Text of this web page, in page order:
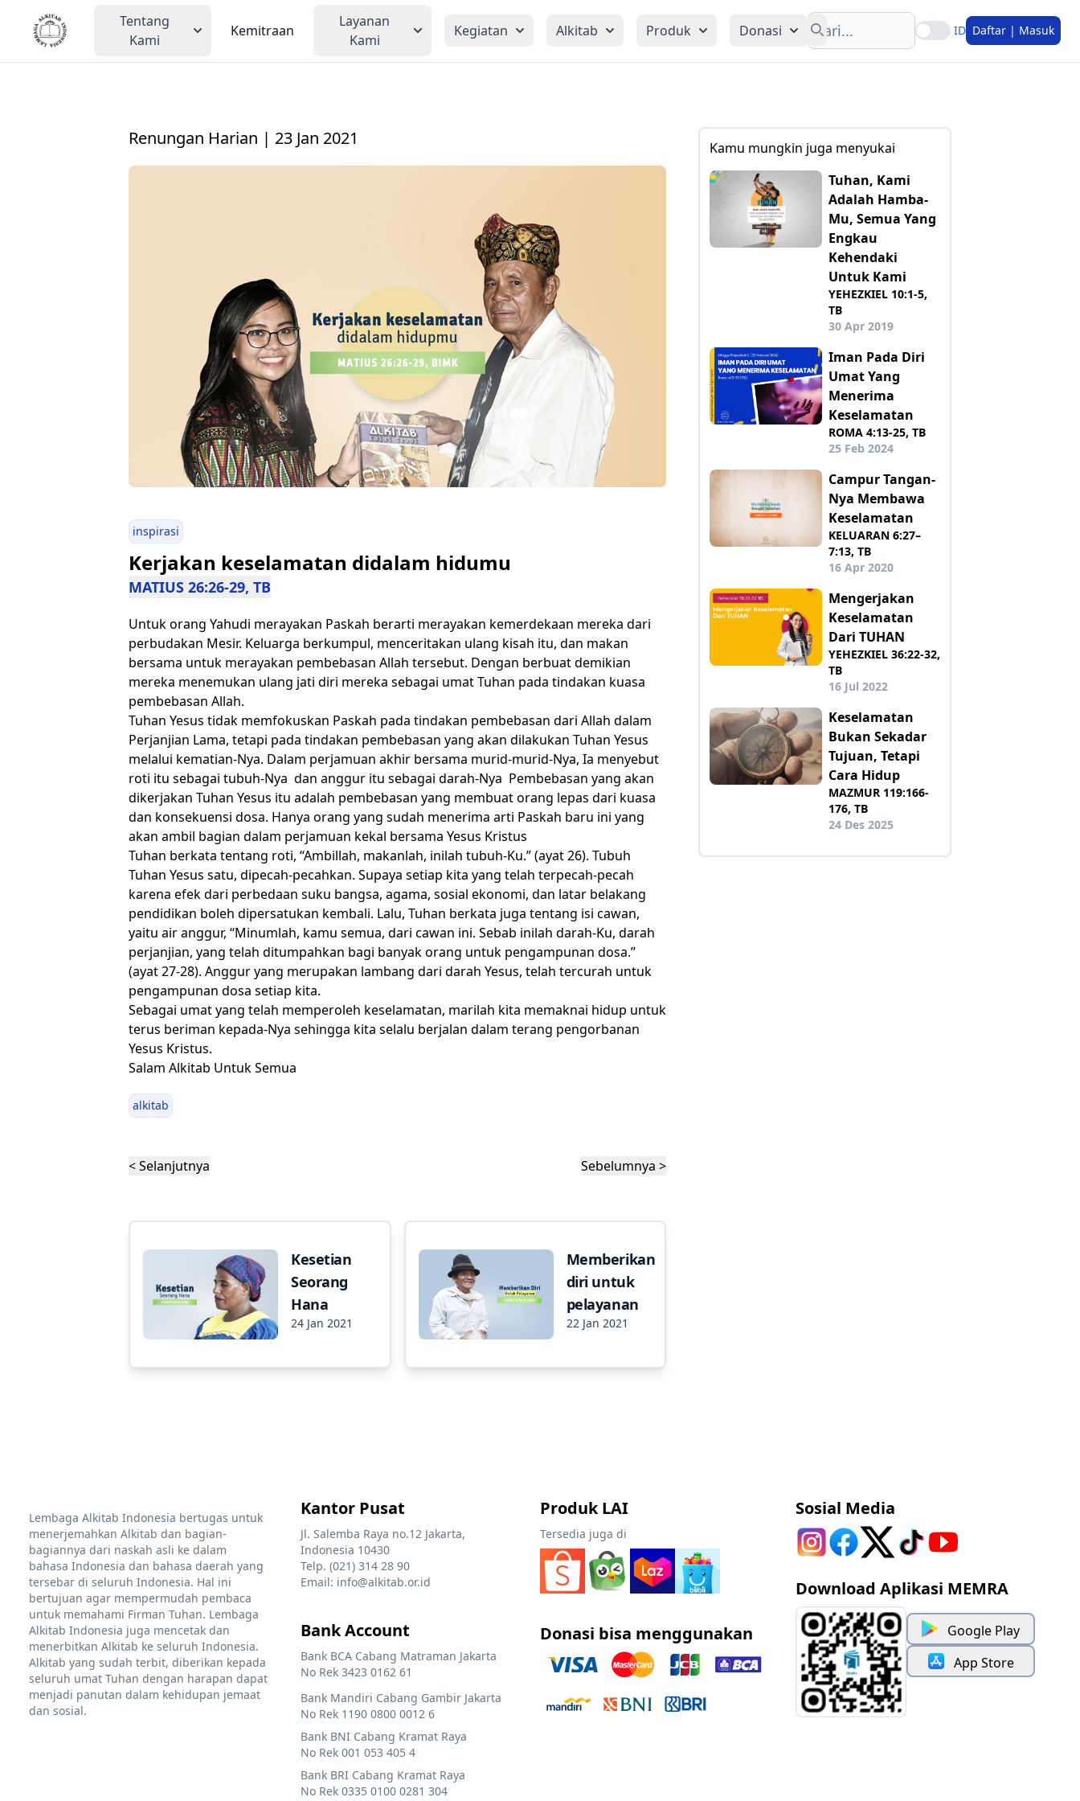
Tentang
Kami
Kemitraan
Layanan
Kami
Kegiatan Alkitab Produk Donasi
Search
ID Daftar | Masuk
Renungan Harian | 23 Jan 2021
inspirasi
Kerjakan keselamatan didalam hidumu
MATIUS 26:26-29, TB
Untuk orang Yahudi merayakan Paskah berarti merayakan kemerdekaan mereka dari
perbudakan Mesir. Keluarga berkumpul, menceritakan ulang kisah itu, dan makan
bersama untuk merayakan pembebasan Allah tersebut. Dengan berbuat demikian
mereka menemukan ulang jati diri mereka sebagai umat Tuhan pada tindakan kuasa
pembebasan Allah.
Tuhan Yesus tidak memfokuskan Paskah pada tindakan pembebasan dari Allah dalam
Perjanjian Lama, tetapi pada tindakan pembebasan yang akan dilakukan Tuhan Yesus
melalui kematian-Nya. Dalam perjamuan akhir bersama murid-murid-Nya, Ia menyebut
roti itu sebagai tubuh-Nya dan anggur itu sebagai darah-Nya Pembebasan yang akan
dikerjakan Tuhan Yesus itu adalah pembebasan yang membuat orang lepas dari kuasa
dan konsekuensi dosa. Hanya orang yang sudah menerima arti Paskah baru ini yang
akan ambil bagian dalam perjamuan kekal bersama Yesus Kristus
Tuhan berkata tentang roti, “Ambillah, makanlah, inilah tubuh-Ku.” (ayat 26). Tubuh
Tuhan Yesus satu, dipecah-pecahkan. Supaya setiap kita yang telah terpecah-pecah
karena efek dari perbedaan suku bangsa, agama, sosial ekonomi, dan latar belakang
pendidikan boleh dipersatukan kembali. Lalu, Tuhan berkata juga tentang isi cawan,
yaitu air anggur, “Minumlah, kamu semua, dari cawan ini. Sebab inilah darah-Ku, darah
perjanjian, yang telah ditumpahkan bagi banyak orang untuk pengampunan dosa.”
(ayat 27-28). Anggur yang merupakan lambang dari darah Yesus, telah tercurah untuk
pengampunan dosa setiap kita.
Sebagai umat yang telah memperoleh keselamatan, marilah kita memaknai hidup untuk
terus beriman kepada-Nya sehingga kita selalu berjalan dalam terang pengorbanan
Yesus Kristus.
Salam Alkitab Untuk Semua
alkitab
< Selanjutnya Sebelumnya >
Kesetian
Seorang
Hana
24 Jan 2021
Memberikan
diri untuk
pelayanan
22 Jan 2021
Kamu mungkin juga menyukai
Tuhan, Kami
Adalah Hamba-
Mu, Semua Yang
Engkau
Kehendaki
Untuk Kami
YEHEZKIEL 10:1-5,
TB
30 Apr 2019
Iman Pada Diri
Umat Yang
Menerima
Keselamatan
ROMA 4:13-25, TB
25 Feb 2024
Campur Tangan-
Nya Membawa
Keselamatan
KELUARAN 6:27–
7:13, TB
16 Apr 2020
Mengerjakan
Keselamatan
Dari TUHAN
YEHEZKIEL 36:22-32,
TB
16 Jul 2022
Keselamatan
Bukan Sekadar
Tujuan, Tetapi
Cara Hidup
MAZMUR 119:166-
176, TB
24 Des 2025
Lembaga Alkitab Indonesia bertugas untuk
menerjemahkan Alkitab dan bagian-
bagiannya dari naskah asli ke dalam
bahasa Indonesia dan bahasa daerah yang
tersebar di seluruh Indonesia. Hal ini
bertujuan agar mempermudah pembaca
untuk memahami Firman Tuhan. Lembaga
Alkitab Indonesia juga mencetak dan
menerbitkan Alkitab ke seluruh Indonesia.
Alkitab yang sudah terbit, diberikan kepada
seluruh umat Tuhan dengan harapan dapat
menjadi panutan dalam kehidupan jemaat
dan sosial.
Kantor Pusat
Jl. Salemba Raya no.12 Jakarta,
Indonesia 10430
Telp. (021) 314 28 90
Email: info@alkitab.or.id
Bank Account
Bank BCA Cabang Matraman Jakarta
No Rek 3423 0162 61
Bank Mandiri Cabang Gambir Jakarta
No Rek 1190 0800 0012 6
Bank BNI Cabang Kramat Raya
No Rek 001 053 405 4
Bank BRI Cabang Kramat Raya
No Rek 0335 0100 0281 304
Produk LAI
Tersedia juga di
Donasi bisa menggunakan
Sosial Media
Download Aplikasi MEMRA
Google Play
App Store